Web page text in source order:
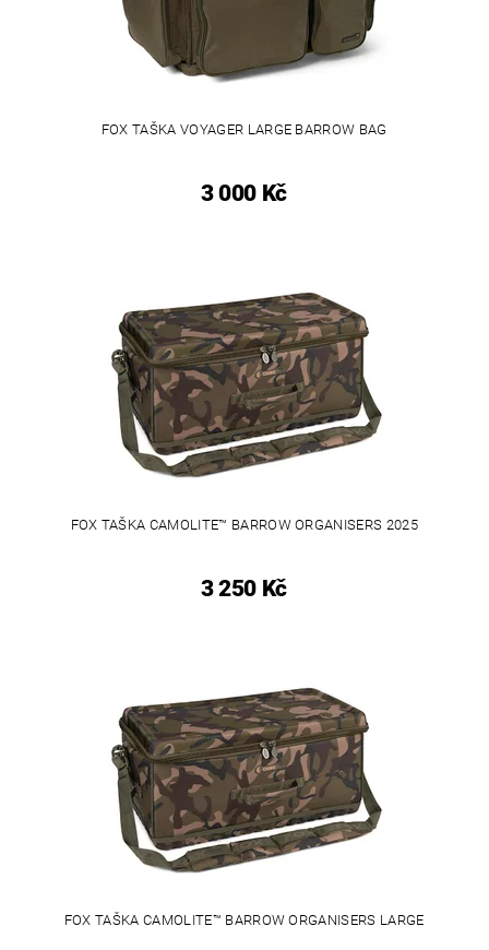
FOX TAŠKA VOYAGER LARGE BARROW BAG
3 000 Kč
FOX TAŠKA CAMOLITE™ BARROW ORGANISERS 2025
3 250 Kč
FOX TAŠKA CAMOLITE™ BARROW ORGANISERS LARGE